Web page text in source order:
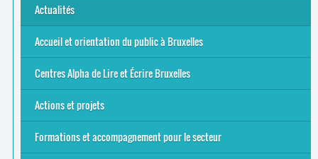
Analphabétisme et illettrisme
L’alphabétisation populaire
Le mouvement Lire et Écrire
Nos missions
... Tous les articles
Actualités
Offres d’emploi du secteur à Bruxelles
La rentrée 2026-27
Pour être belge à la plage…
A vos agendas ! Alpha bruxellois, mobilise-toi !
Inauguration du Centre Alpha Forest de Lire et Écrire
Bruxelles
... Tous les articles
Accueil et orientation du public à Bruxelles
8 Points Accueil
Publics concernés ?
Que proposons-nous ?
Qui sommes-nous ?
Centres Alpha de Lire et Écrire Bruxelles
Actions et projets
Alpha-Jeux
Arts & Alpha
Jeudis du Cinéma
Le projet Alpha-TIC
Notre projet FSE
Tac-TIC Emploi
Formations et accompagnement pour le secteur